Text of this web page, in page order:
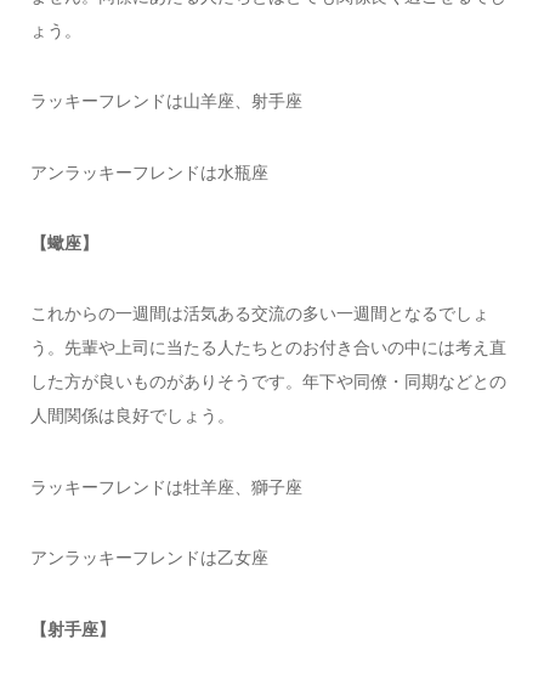
ょう。
ラッキーフレンドは山羊座、射手座
アンラッキーフレンドは水瓶座
【蠍座】
これからの一週間は活気ある交流の多い一週間となるでしょ
う。先輩や上司に当たる人たちとのお付き合いの中には考え直
した方が良いものがありそうです。年下や同僚・同期などとの
人間関係は良好でしょう。
ラッキーフレンドは牡羊座、獅子座
アンラッキーフレンドは乙女座
【射手座】